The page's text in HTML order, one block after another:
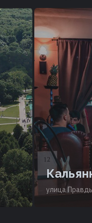
улица